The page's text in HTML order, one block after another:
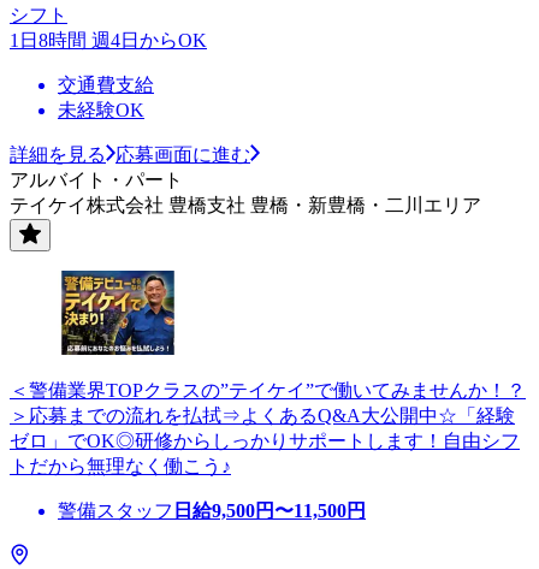
シフト
1日8時間 週4日からOK
交通費支給
未経験OK
詳細を見る
応募画面に進む
アルバイト・パート
テイケイ株式会社 豊橋支社 豊橋・新豊橋・二川エリア
＜警備業界TOPクラスの”テイケイ”で働いてみませんか！？
＞応募までの流れを払拭⇒よくあるQ&A大公開中☆「経験
ゼロ」でOK◎研修からしっかりサポートします！自由シフ
トだから無理なく働こう♪
警備スタッフ 日給9,500円〜11,500円